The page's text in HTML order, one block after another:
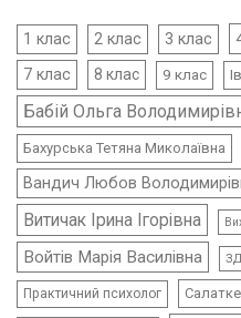
1 клас 2 клас 3 клас
7 клас 8 клас 9 клас
Бабій Ольга
Бахурська Тетяна Миколаївна
Вандич Любов
Витичак Ірина Ігорівна
Войтів Марія Василівна
Практичний психолог